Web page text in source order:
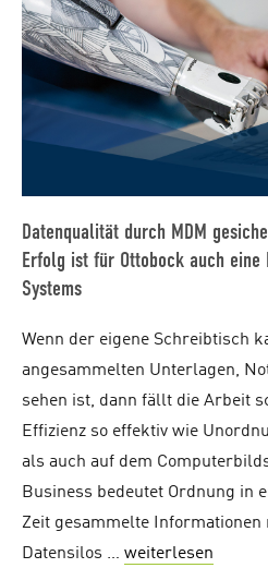
Datenqualität durch MDM
Erfolg ist für Ottobock auch eine
Systems
Wenn der eigene Schreibtisch
angesammelten Unterlagen,
sehen ist, dann fällt die Arbeit
Effizienz so effektiv wie
als auch auf dem
Business bedeutet Ordnung in
Zeit gesammelte
Datensilos … weiterlesen